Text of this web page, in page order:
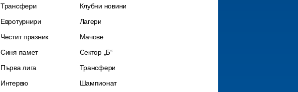
Трансфери
Евротурнири
Честит празник
Синя памет
Първа лига
Интервю
Клубни новини
Лагери
Мачове
Сектор „Б“
Трансфери
Шампионат